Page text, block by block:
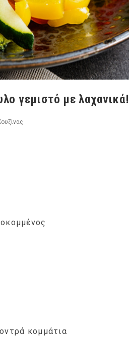
γεμιστό με λαχανικά!
κομμάτια